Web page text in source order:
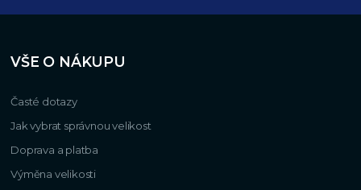
VŠE O NÁKUPU
Časté dotazy
Jak vybrat správnou velikost
Doprava a platba
Výměna velikosti